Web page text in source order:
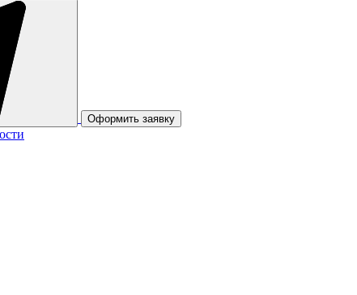
Оформить заявку